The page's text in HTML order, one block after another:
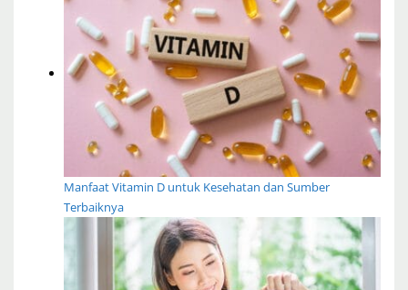
Manfaat Vitamin D untuk Kesehatan dan Sumber
Terbaiknya